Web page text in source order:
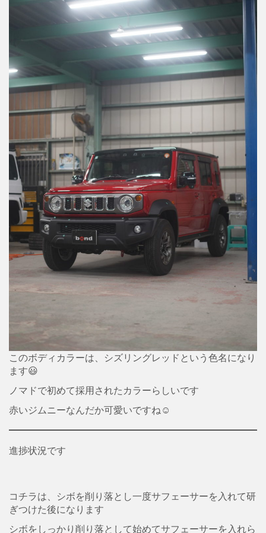
このボディカラーは、シズリングレッドという色名になり
ます😃
ノマドで初めて採用されたカラーらしいです
赤いジムニーなんだか可愛いですね☺️
進捗状況です
コチラは、シボを削り落とし一度サフェーサーを入れて研
ぎつけた後になります
シボをしっかり削り落として始めてサフェーサーを入れら